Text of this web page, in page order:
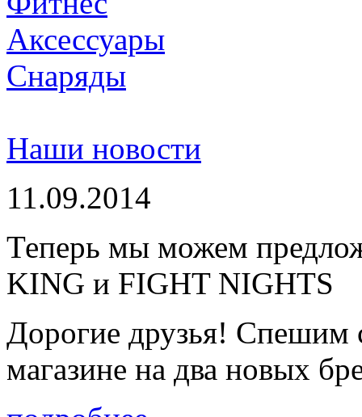
Аксессуары
Снаряды
Наши новости
11.09.2014
Теперь мы можем
KING и FIGHT NIGHTS
Дорогие друзья! Спешим
магазине на два новых